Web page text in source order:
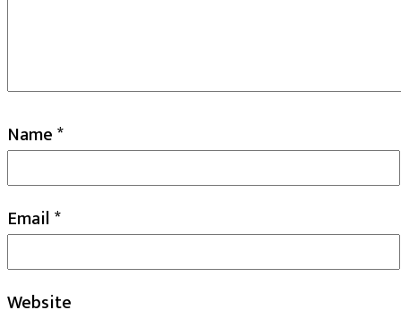
Name*
Email*
Website